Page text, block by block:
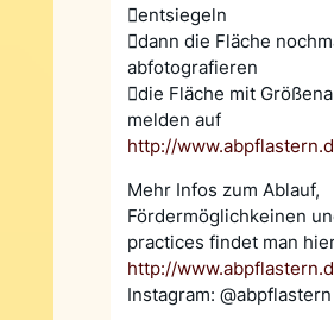
entsiegeln
dann die Fläche
abfotografieren
die Fläche mit
melden auf
http://
Mehr Infos zum Ablauf,
Fördermöglichkeinen
practices findet man
http://
Instagram: @abpflastern